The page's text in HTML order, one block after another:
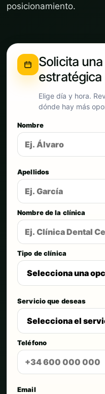
posicionamiento.
Solicita
estratégica
Elige día y hora.
dónde hay más
Nombre
Apellidos
Nombre de la clínica
Tipo de clínica
Servicio que deseas
Teléfono
Email